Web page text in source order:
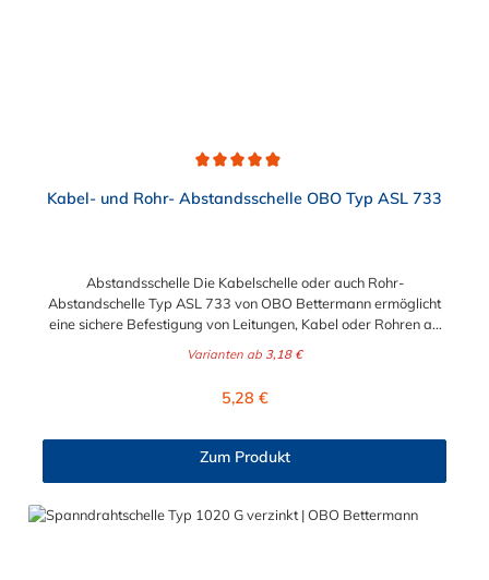
Kabel- und Rohr- Abstandsschelle OBO Typ ASL 733
Abstandsschelle Die Kabelschelle oder auch Rohr-
Abstandschelle Typ ASL 733 von OBO Bettermann ermöglicht
eine sichere Befestigung von Leitungen, Kabel oder Rohren an
Schraubanker, Anglerdübel oder Sprintschrauben der Größen
Systemen der Klassen E30 bis E90 nach DIN 4102 Teil 12.
Varianten ab 3,18 €
Regulärer Preis:
5,28 €
Zum Produkt